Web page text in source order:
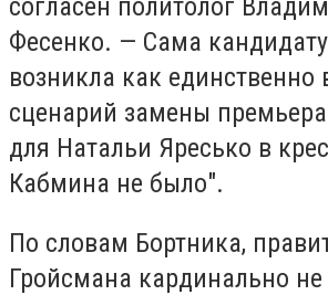
согласен политолог
Фесенко. — Сама
возникла как
сценарий замены
для Натальи Яресько в
Кабмина не было".
По словам Бортника,
Гройсмана кардинально не